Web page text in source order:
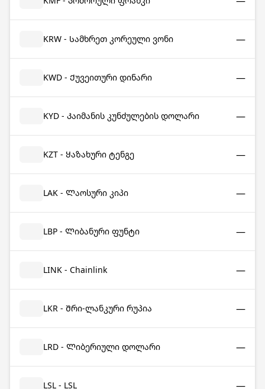
KRW - Სამხრეთ კორეული ვონი —
KWD - Ქუვეითური დინარი —
KYD - Კაიმანის კუნძულების დოლარი —
KZT - Ყაზახური ტენგე —
LAK - Ლაოსური კიპი —
LBP - Ლიბანური ფუნტი —
LINK - Chainlink —
LKR - Შრი-ლანკური რუპია —
LRD - Ლიბერიული დოლარი —
LSL - LSL —